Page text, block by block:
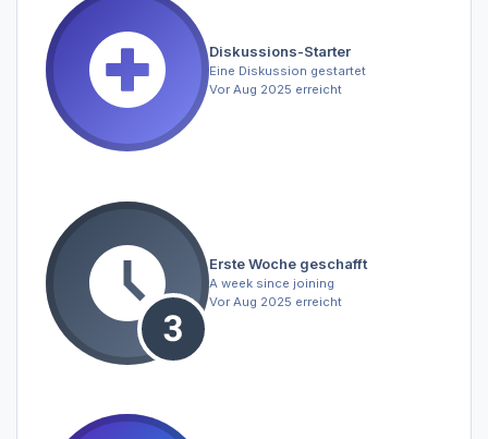
Diskussions-Starter
Eine Diskussion gestartet
Vor Aug 2025 erreicht
Erste Woche geschafft
A week since joining
Vor Aug 2025 erreicht